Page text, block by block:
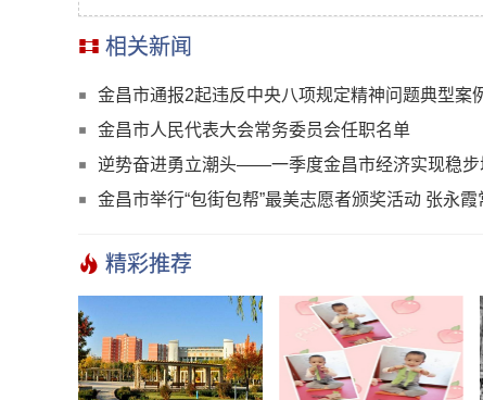
相关新闻
金昌市通报2起违反中央八项规定精神问题典型案
金昌市人民代表大会常务委员会任职名单
逆势奋进勇立潮头——一季度金昌市经济实现稳步
金昌市举行“包街包帮”最美志愿者颁奖活动 张永
精彩推荐